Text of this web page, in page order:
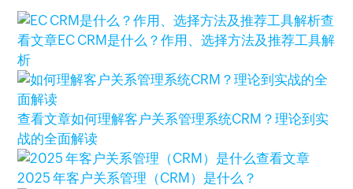
查
看文章EC CRM是什么？作用、选择方法及推荐工具解
析
查看文章如何理解客户关系管理系统CRM？理论到实
战的全面解读
查看文章
2025 年客户关系管理（CRM）是什么？